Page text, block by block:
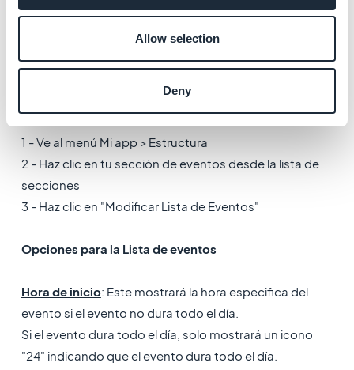
Allow selection
Deny
5. Opciones para la
Lista de Eventos
Este ajuste controla la visualización de la lista de
1 - Ve al menú Mi app > Estructura
2 - Haz clic en tu sección de eventos desde la lista de
secciones
3 - Haz clic en "Modificar Lista de Eventos"
Opciones para la Lista de eventos
Hora de inicio: Este mostrará la hora especifica del
evento si el evento no dura todo el día.
Si el evento dura todo el día, solo mostrará un icono
"24" indicando que el evento dura todo el día.